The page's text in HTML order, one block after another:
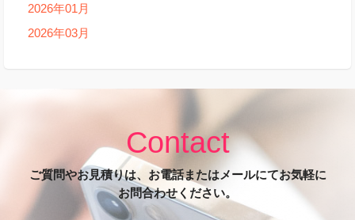
2026年01月
2026年03月
Contact
ご質問やお見積りは、お電話またはメールにてお気軽に
お問合わせください。